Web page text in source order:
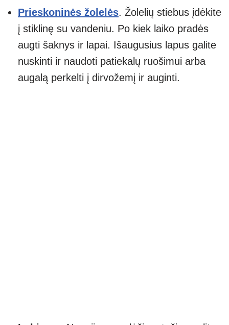
Prieskoninės žolelės. Žolelių stiebus įdėkite
į stiklinę su vandeniu. Po kiek laiko pradės
augti šaknys ir lapai. Išaugusius lapus galite
nuskinti ir naudoti patiekalų ruošimui arba
augalą perkelti į dirvožemį ir auginti.